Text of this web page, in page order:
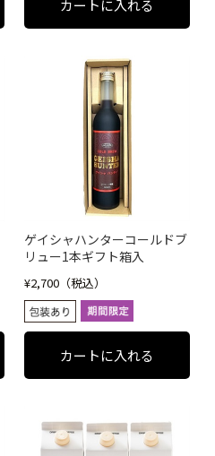
ゲイシャハンターコールドブ
リュー1本ギフト箱入
¥2,700（税込）